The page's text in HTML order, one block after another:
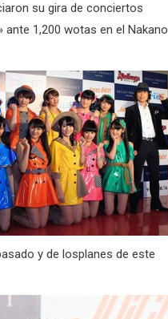
su gira de conciertos
ante 1,200 wotas en el Nakano
y de losplanes de este